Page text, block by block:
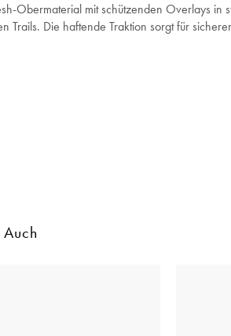
Obermaterial mit schützenden Overlays in
Die haftende Traktion sorgt für